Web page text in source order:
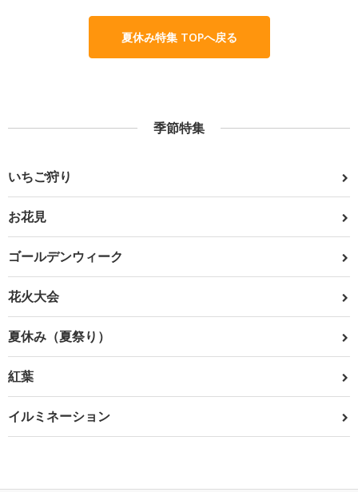
夏休み特集 TOPへ戻る
季節特集
いちご狩り
お花見
ゴールデンウィーク
花火大会
夏休み（夏祭り）
紅葉
イルミネーション